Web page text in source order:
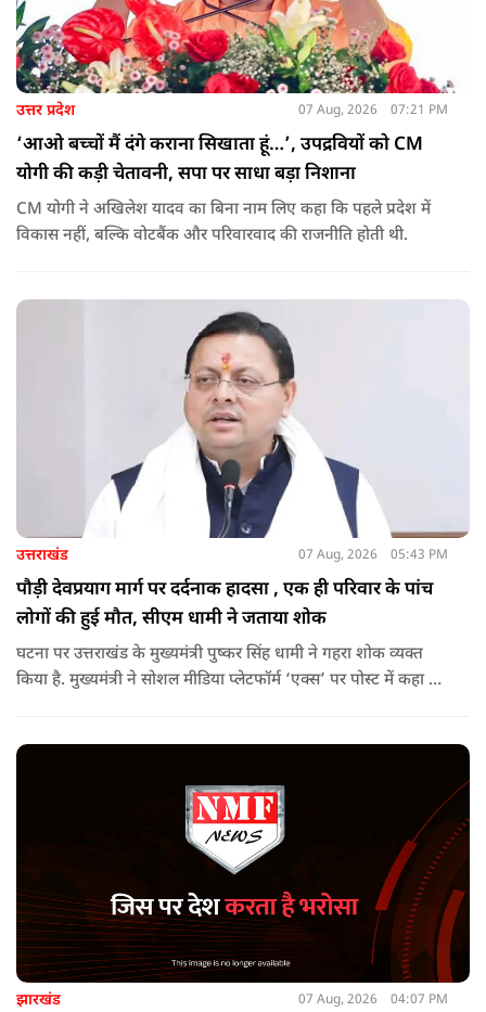
उत्तर प्रदेश 07 Aug, 2026 07:21 PM
‘आओ बच्चों मैं दंगे कराना सिखाता हूं…’, उपद्रवियों को CM
योगी की कड़ी चेतावनी, सपा पर साधा बड़ा निशाना
CM योगी ने अखिलेश यादव का बिना नाम लिए कहा कि पहले प्रदेश में
विकास नहीं, बल्कि वोटबैंक और परिवारवाद की राजनीति होती थी.
उत्तराखंड 07 Aug, 2026 05:43 PM
पौड़ी देवप्रयाग मार्ग पर दर्दनाक हादसा , एक ही परिवार के पांच
लोगों की हुई मौत, सीएम धामी ने जताया शोक
घटना पर उत्तराखंड के मुख्यमंत्री पुष्कर सिंह धामी ने गहरा शोक व्यक्त
किया है. मुख्यमंत्री ने सोशल मीडिया प्लेटफॉर्म ‘एक्स’ पर पोस्ट में कहा कि
उपचार तथा गंभीर रूप से घायलों को आवश्यकता पड़ने पर एयरलिफ्ट कर
उच्च चिकित्सा केंद्रों में रेफर करने के निर्देश दिए हैं.
झारखंड 07 Aug, 2026 04:07 PM